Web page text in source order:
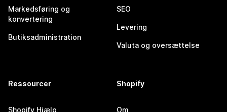
Markedsføring og
konvertering
Butiksadministration
SEO
Levering
Valuta og oversættelse
Ressourcer
Shopify Hjælp
Shopify
Om